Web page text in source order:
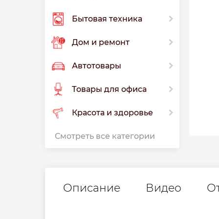
Бытовая техника
Дом и ремонт
Автотовары
Товары для офиса
Красота и здоровье
Смотреть все категории
Описание Видео